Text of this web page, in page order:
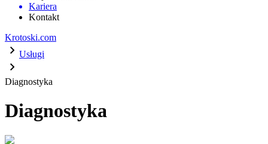
Kariera
Kontakt
Krotoski.com
Usługi
Diagnostyka
Diagnostyka